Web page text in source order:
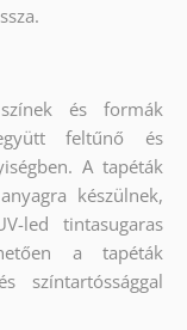
és formák
feltűnő és
A tapéták
készülnek,
led tintasugaras
a tapéták
színtartóssággal